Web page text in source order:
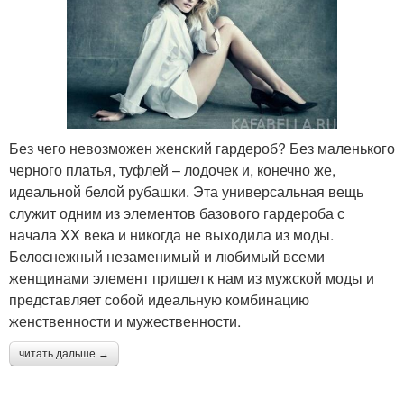
Без чего невозможен женский гардероб? Без маленького
черного платья, туфлей – лодочек и, конечно же,
идеальной белой рубашки. Эта универсальная вещь
служит одним из элементов базового гардероба с
начала XX века и никогда не выходила из моды.
Белоснежный незаменимый и любимый всеми
женщинами элемент пришел к нам из мужской моды и
представляет собой идеальную комбинацию
женственности и мужественности.
читать дальше →